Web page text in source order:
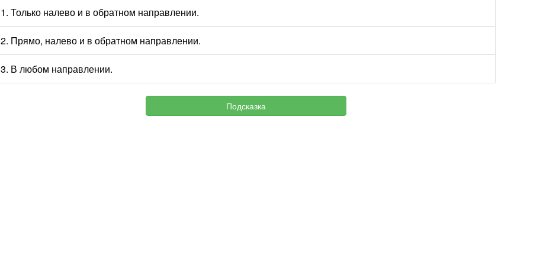
1. Только налево и в обратном направлении.
2. Прямо, налево и в обратном направлении.
3. В любом направлении.
Подсказка